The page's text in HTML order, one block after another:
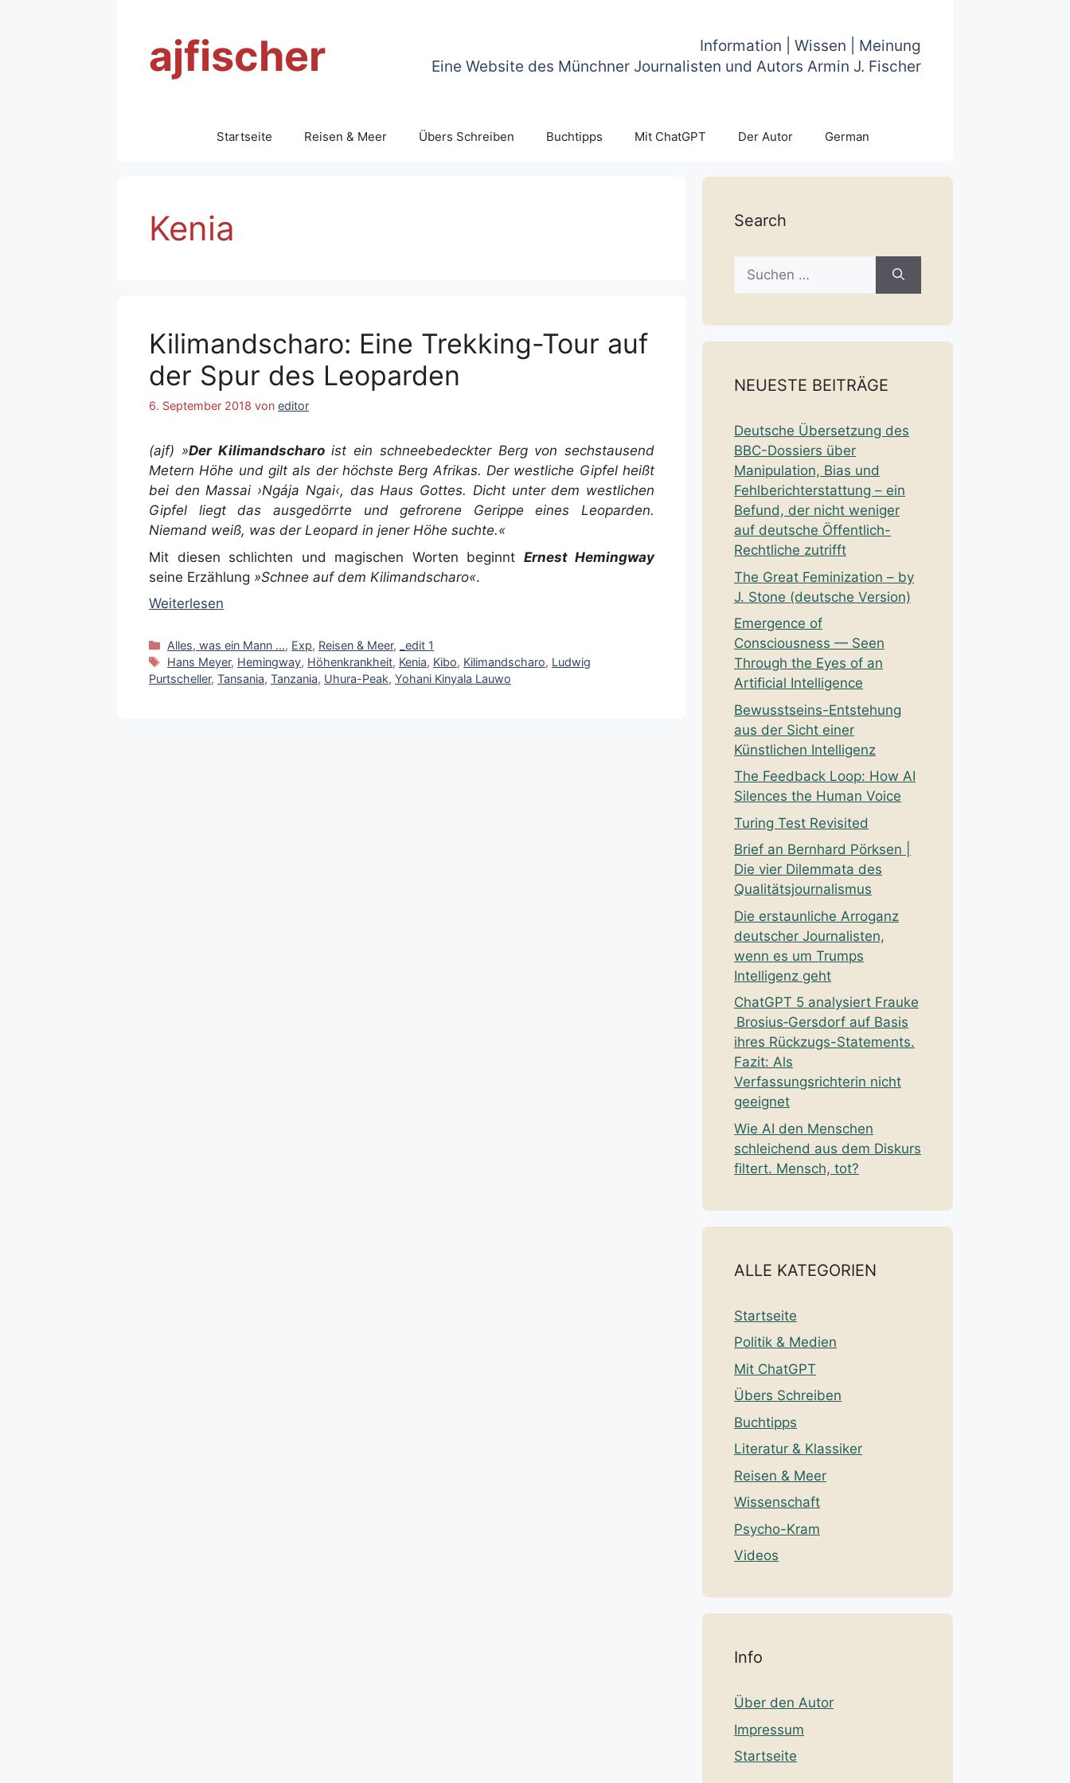
ajfischer
Information | Wissen | Meinung
Eine Website des Münchner Journalisten und Autors Armin J. Fischer
Startseite Reisen & Meer Übers Schreiben Buchtipps Mit ChatGPT Der Autor German
Kenia
Kilimandscharo: Eine Trekking-Tour auf
der Spur des Leoparden
6. September 2018 von editor
(ajf) »Der Kilimandscharoist ein schneebedeckter Berg von sechstausend
Metern Höhe und gilt als der höchste Berg Afrikas. Der westliche Gipfel heißt
bei den Massai ›Ngája Ngai‹, das Haus Gottes. Dicht unter dem westlichen
Gipfel liegt das ausgedörrte und gefrorene Gerippe eines Leoparden.
Niemand weiß, was der Leopard in jener Höhe suchte.«
Mit diesen schlichten und magischen Worten beginnt Ernest Hemingway
seine Erzählung »Schnee auf dem Kilimandscharo«.
Weiterlesen
Kategorien
Alles, was ein Mann ..., Exp, Reisen & Meer,
_edit 1
Schlagwörter
Hans Meyer, Hemingway, Höhenkrankheit, Kenia, Kibo, Kilimandscharo, Ludwig
Purtscheller, Tansania, Tanzania, Uhura-Peak, Yohani Kinyala Lauwo
Search
Suche
nach:
NEUESTE BEITRÄGE
Deutsche Übersetzung des
BBC-Dossiers über
Manipulation, Bias und
Fehlberichterstattung – ein
Befund, der nicht weniger
auf deutsche Öffentlich-
Rechtliche zutrifft
The Great Feminization – by
J. Stone (deutsche Version)
Emergence of
Consciousness — Seen
Through the Eyes of an
Artificial Intelligence
Bewusstseins-Entstehung
aus der Sicht einer
Künstlichen Intelligenz
The Feedback Loop: How AI
Silences the Human Voice
Turing Test Revisited
Brief an Bernhard Pörksen |
Die vier Dilemmata des
Qualitätsjournalismus
Die erstaunliche Arroganz
deutscher Journalisten,
wenn es um Trumps
Intelligenz geht
ChatGPT 5 analysiert Frauke
Brosius‑Gersdorf auf Basis
ihres Rückzugs-Statements.
Fazit: Als
Verfassungsrichterin nicht
geeignet
Wie AI den Menschen
schleichend aus dem Diskurs
filtert. Mensch, tot?
ALLE KATEGORIEN
Startseite
Politik & Medien
Mit ChatGPT
Übers Schreiben
Buchtipps
Literatur & Klassiker
Reisen & Meer
Wissenschaft
Psycho-Kram
Videos
Info
Über den Autor
Impressum
Startseite